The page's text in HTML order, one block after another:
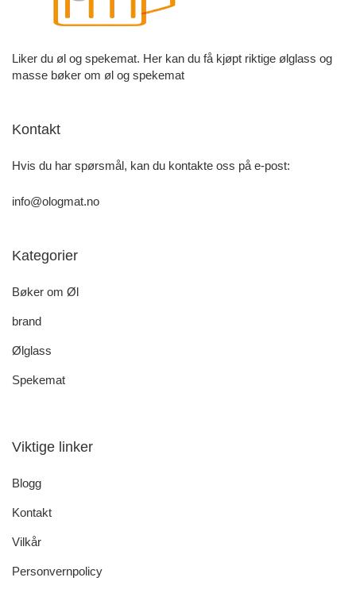
Liker du øl og spekemat. Her kan du få kjøpt riktige ølglass og
masse bøker om øl og spekemat
Kontakt
Hvis du har spørsmål, kan du kontakte oss på e-post:
info@ologmat.no
Kategorier
Bøker om Øl
brand
Ølglass
Spekemat
Viktige linker
Blogg
Kontakt
Vilkår
Personvernpolicy